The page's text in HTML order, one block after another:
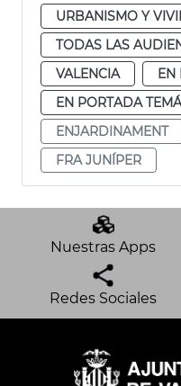
URBANISMO Y
TODAS LAS
VALENCIA
EN
EN PORTADA
ENJARDINAMENT
FRA JUNÍPER
Nuestras Apps
Redes Sociales